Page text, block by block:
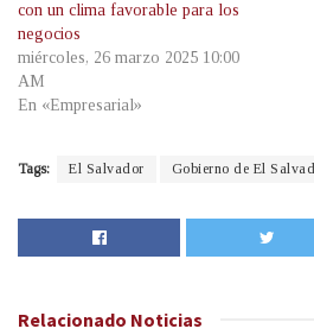
con un clima favorable para los
negocios
miércoles, 26 marzo 2025 10:00
AM
En «Empresarial»
Tags: El Salvador Gobierno de El
Relacionado Noticias